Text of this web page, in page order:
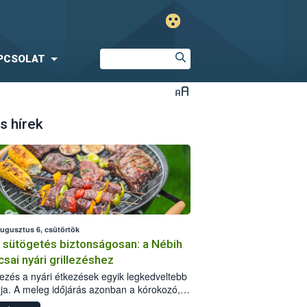
hírek
6, csütörtök
sütögetés biztonságosan: a Nébih
nyári grillezéshez
a nyári étkezések egyik legkedveltebb
A meleg időjárás azonban a kórokozó,
okozó baktériumok gyorsabb